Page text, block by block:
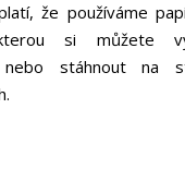
že používáme
si můžete
nebo stáhnout na